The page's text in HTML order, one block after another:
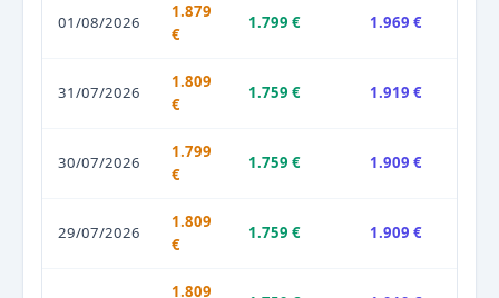
01/08/2026
1.879
€
1.799 € 1.969 €
31/07/2026
1.809
€
1.759 € 1.919 €
30/07/2026
1.799
€
1.759 € 1.909 €
29/07/2026
1.809
€
1.759 € 1.909 €
1.809